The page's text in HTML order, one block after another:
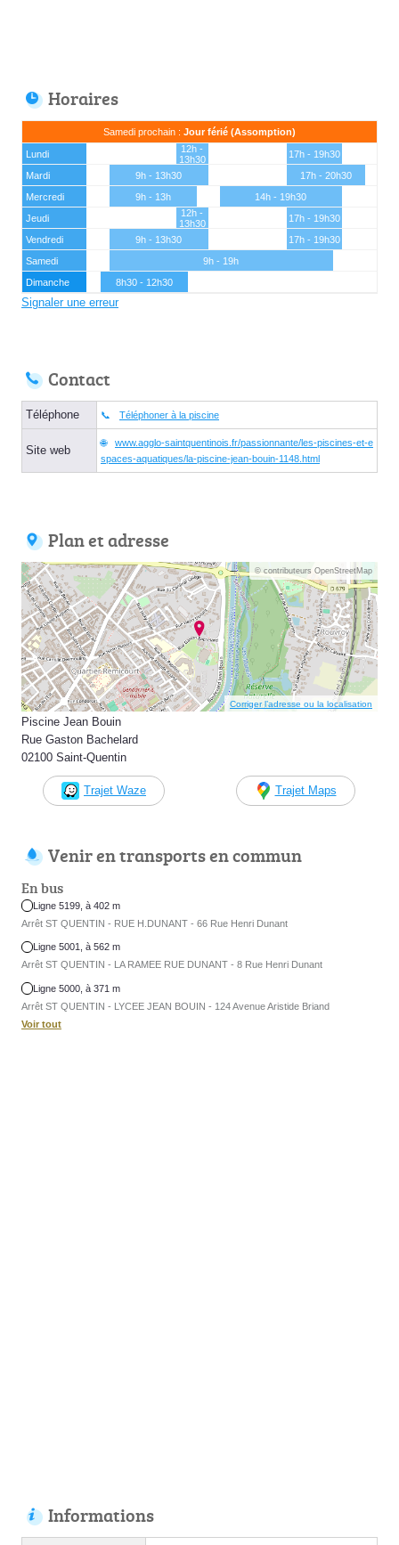
Horaires
Samedi prochain : Jour férié (Assomption)
Lundi
12h -
13h30
17h - 19h30
Mardi
9h - 13h30
17h - 20h30
Mercredi
9h - 13h
14h - 19h30
Jeudi
12h -
13h30
17h - 19h30
Vendredi
9h - 13h30
17h - 19h30
Samedi
9h - 19h
Dimanche
8h30 - 12h30
Signaler une erreur
Contact
Téléphone Téléphoner à la piscine
Site web
www.agglo-saintquentinois.fr/passionnante/les-piscines-et-e
spaces-aquatiques/la-piscine-jean-bouin-1148.html
Plan et adresse
© contributeurs OpenStreetMap
Corriger l’adresse ou la localisation
Piscine Jean Bouin
Rue Gaston Bachelard
02100 Saint-Quentin
Trajet Waze Trajet Maps
Venir en transports en commun
En bus
Ligne 5199, à 402 m
Arrêt ST QUENTIN - RUE H.DUNANT - 66 Rue Henri Dunant
Ligne 5001, à 562 m
Arrêt ST QUENTIN - LA RAMEE RUE DUNANT - 8 Rue Henri Dunant
Ligne 5000, à 371 m
Arrêt ST QUENTIN - LYCEE JEAN BOUIN - 124 Avenue Aristide Briand
Voir tout
Informations